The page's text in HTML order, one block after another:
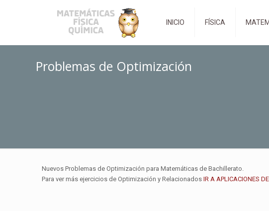
INICIO FÍSICA
Problemas de Optimización
Nuevos Problemas de Optimización para Matemáticas de Bachillerato.
Para ver más ejercicios de Optimización y Relacionados IR A APLICACIONES